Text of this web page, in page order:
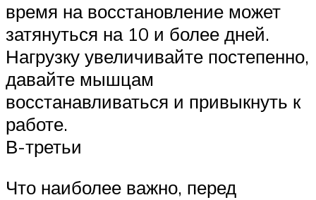
время на восстановление может
затянуться на 10 и более дней.
Нагрузку увеличивайте постепенно,
давайте мышцам
восстанавливаться и привыкнуть к
работе.
В-третьи
Что наиболее важно, перед